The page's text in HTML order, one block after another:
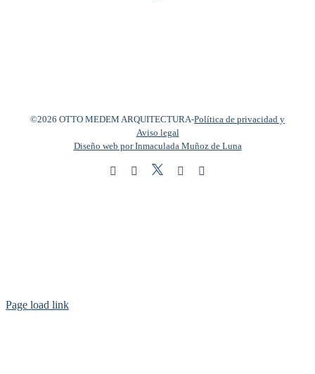
©2026 OTTO MEDEM ARQUITECTURA-Política de privacidad y
Aviso legal
Diseño web por Inmaculada Muñoz de Luna
InstagramFacebook
Twitter LinkedIn
Page load link